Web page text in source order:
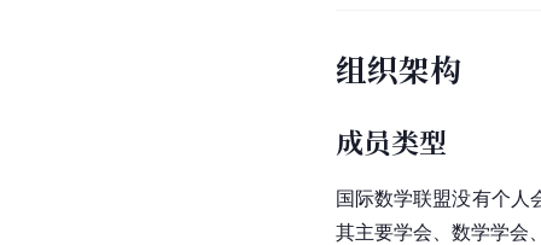
组织架构
成员类型
国际数学联盟没有个人
其主要学会、数学学会